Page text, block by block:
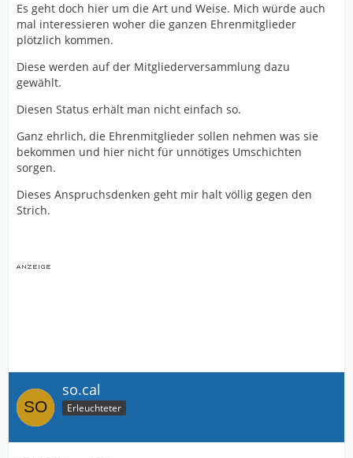
Es geht doch hier um die Art und Weise. Mich würde auch
mal interessieren woher die ganzen Ehrenmitglieder
plötzlich kommen.
Diese werden auf der Mitgliederversammlung dazu
gewählt.
Diesen Status erhält man nicht einfach so.
Ganz ehrlich, die Ehrenmitglieder sollen nehmen was sie
bekommen und hier nicht für unnötiges Umschichten
sorgen.
Dieses Anspruchsdenken geht mir halt völlig gegen den
Strich.
so.cal
Erleuchteter